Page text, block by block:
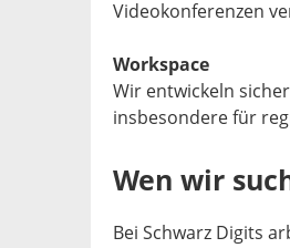
Videokonferenzen
Workspace
Wir entwickeln
insbesondere für
Wen wir
Bei Schwarz Digits